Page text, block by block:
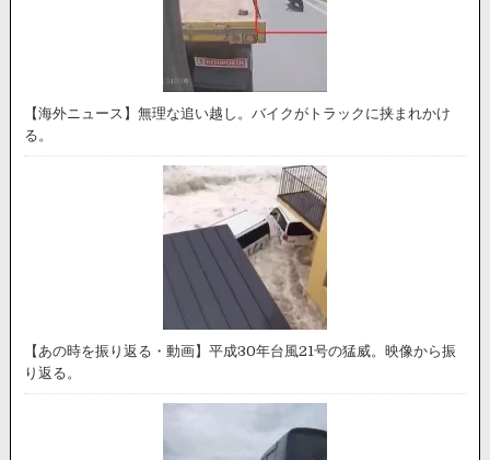
【海外ニュース】無理な追い越し。バイクがトラックに挟まれかけ
る。
【あの時を振り返る・動画】平成30年台風21号の猛威。映像から振
り返る。